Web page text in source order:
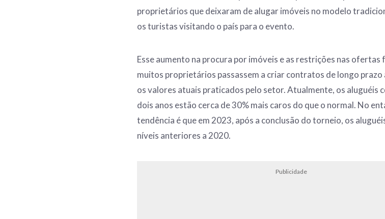
proprietários que deixaram de alugar imóveis no modelo
os turistas visitando o país para o evento.
Esse aumento na procura por imóveis e as restrições nas ofertas
muitos proprietários passassem a criar contratos de longo
os valores atuais praticados pelo setor. Atualmente, os aluguéis
dois anos estão cerca de 30% mais caros do que o normal. No
tendência é que em 2023, após a conclusão do torneio, os
níveis anteriores a 2020.
Publicidade